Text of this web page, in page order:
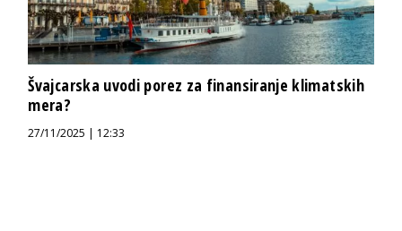
Švajcarska uvodi porez za finansiranje klimatskih
mera?
27/11/2025 | 12:33